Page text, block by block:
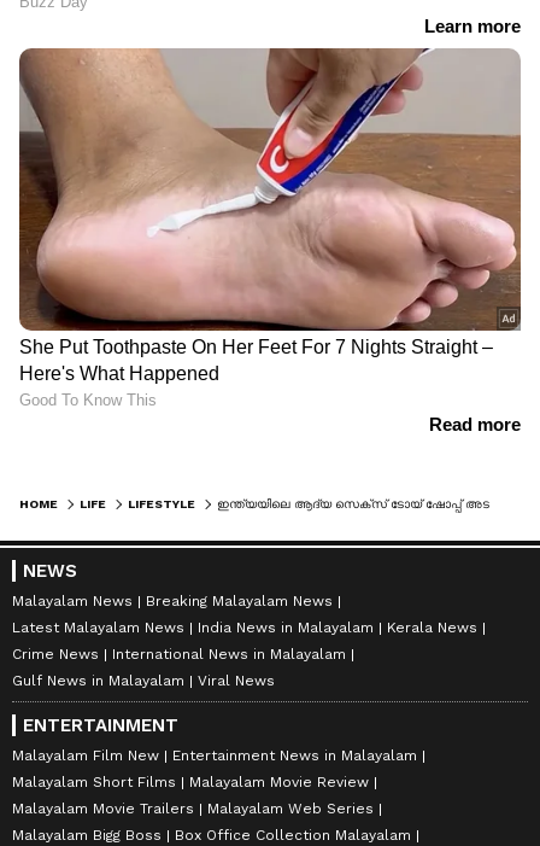
HOME LIFE LIFESTYLE
NEWS
Malayalam News
Breaking Malayalam News
Latest Malayalam News
India News in Malayalam
Kerala News
Crime News
International News in Malayalam
Gulf News in Malayalam
Viral News
ENTERTAINMENT
Malayalam Film New
Entertainment News in Malayalam
Malayalam Short Films
Malayalam Movie Review
Malayalam Movie Trailers
Malayalam Web Series
Malayalam Bigg Boss
Box Office Collection Malayalam